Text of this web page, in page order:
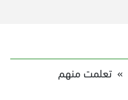
» تعلمت منهم